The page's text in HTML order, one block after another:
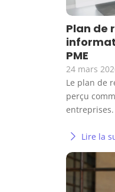
Plan de
PME
24 mars
Le plan de
perçu
Lire la